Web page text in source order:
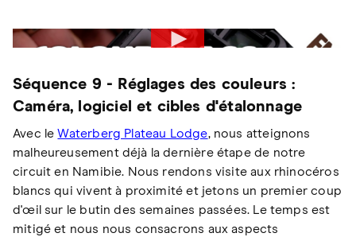
Séquence 9 - Réglages des couleurs :
Caméra, logiciel et cibles d'étalonnage
Avec leWaterberg Plateau Lodge, nous atteignons
malheureusement déjà la dernière étape de notre
circuit en Namibie. Nous rendons visite aux rhinocéros
blancs qui vivent à proximité et jetons un premier coup
d'œil sur le butin des semaines passées. Le temps est
mitigé et nous nous consacrons aux aspects